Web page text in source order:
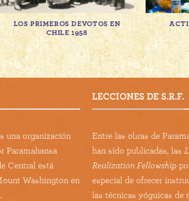
LOS PRIMEROS DEVOTOS EN
CHILE 1958
una organización
Paramahansa
Central está
Washington en
LECCIONES DE S.R.F.
Entre las obras de
han sido publicadas, las
Realization Fellowship
especial de ofrecer
las técnicas yóguicas de